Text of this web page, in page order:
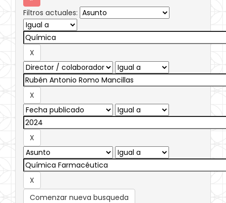
Filtros actuales:
Comenzar nueva busqueda